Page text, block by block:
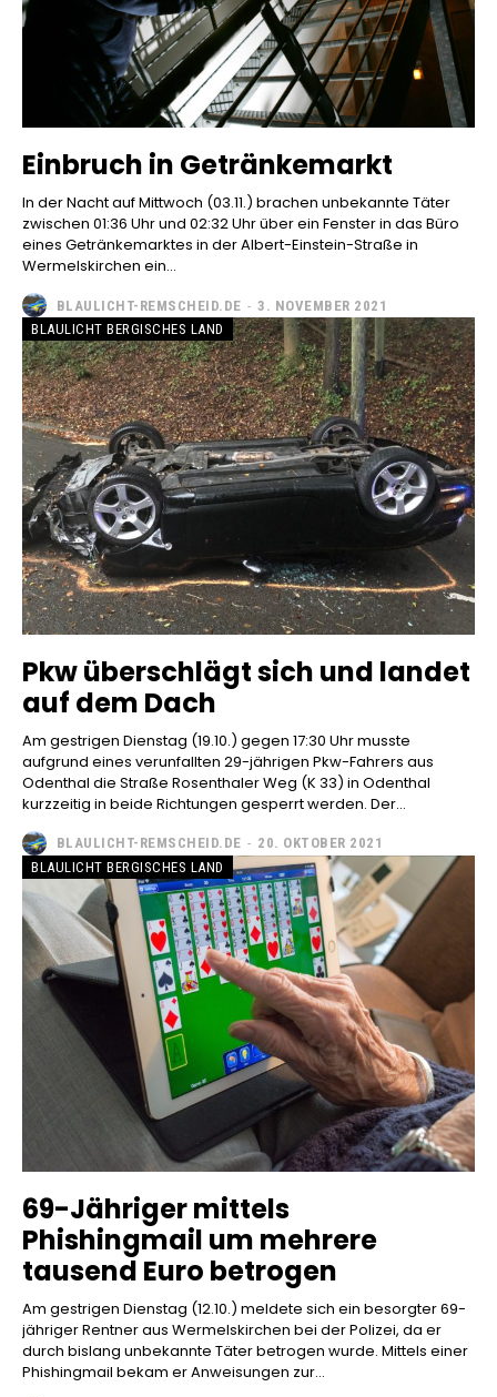
Einbruch in Getränkemarkt
In der Nacht auf Mittwoch (03.11.) brachen unbekannte Täter
zwischen 01:36 Uhr und 02:32 Uhr über ein Fenster in das Büro
eines Getränkemarktes in der Albert-Einstein-Straße in
Wermelskirchen ein...
BLAULICHT-REMSCHEID.DE - 3. NOVEMBER 2021
BLAULICHT BERGISCHES LAND
Pkw überschlägt sich und landet
auf dem Dach
Am gestrigen Dienstag (19.10.) gegen 17:30 Uhr musste
aufgrund eines verunfallten 29-jährigen Pkw-Fahrers aus
Odenthal die Straße Rosenthaler Weg (K 33) in Odenthal
kurzzeitig in beide Richtungen gesperrt werden. Der...
BLAULICHT-REMSCHEID.DE - 20. OKTOBER 2021
BLAULICHT BERGISCHES LAND
69-Jähriger mittels
Phishingmail um mehrere
tausend Euro betrogen
Am gestrigen Dienstag (12.10.) meldete sich ein besorgter 69-
jähriger Rentner aus Wermelskirchen bei der Polizei, da er
durch bislang unbekannte Täter betrogen wurde. Mittels einer
Phishingmail bekam er Anweisungen zur...